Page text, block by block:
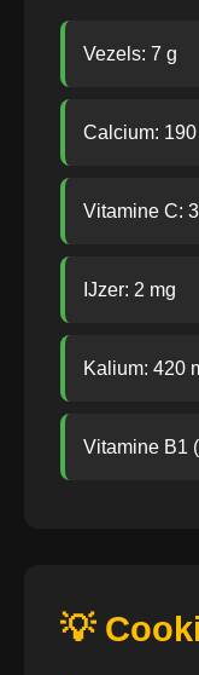
Vezels: 7 g
Calcium: 190
Vitamine C:
IJzer: 2 mg
Kalium: 420
Vitamine B1
💡